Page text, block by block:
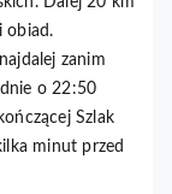
obiad.
zanim
o 22:50
Szlak
minut przed